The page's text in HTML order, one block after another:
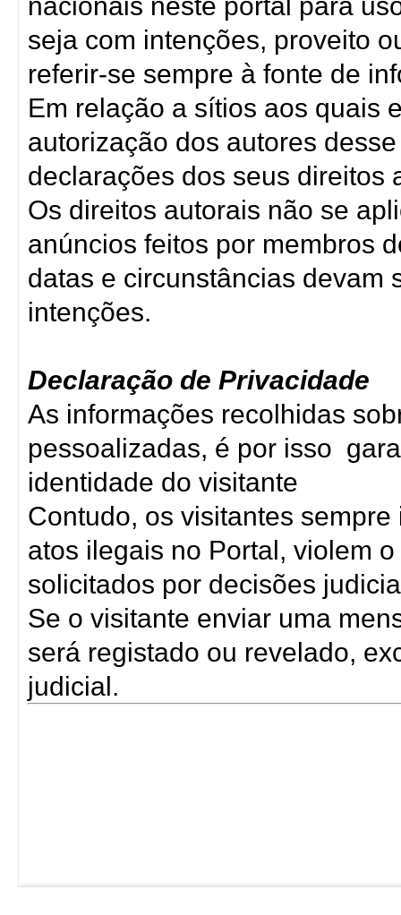
seja com intenções, proveito
referir-se sempre à fonte de
Em relação a sítios aos quais
autorização dos autores
declarações dos seus direitos
Os direitos autorais não se
anúncios feitos por membros
datas e circunstâncias devam
intenções.
Declaração de Privacidade
As informações recolhidas
pessoalizadas, é por isso
identidade do visitante
Contudo, os visitantes
atos ilegais no Portal, violem
solicitados por decisões
Se o visitante enviar uma
será registado ou revelado,
judicial.